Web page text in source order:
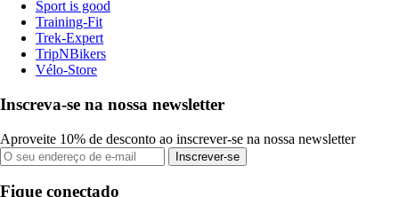
Sport is good
Training-Fit
Trek-Expert
TripNBikers
Vélo-Store
Inscreva-se na nossa newsletter
Aproveite 10% de desconto ao inscrever-se na nossa newsletter
Inscrever-se
Fique conectado